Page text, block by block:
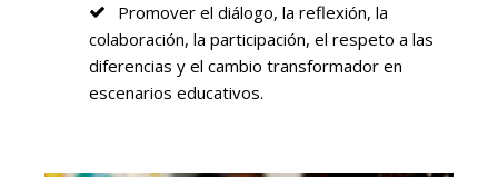
Promover el diálogo, la reflexión, la
colaboración, la participación, el respeto a las
diferencias y el cambio transformador en
escenarios educativos.